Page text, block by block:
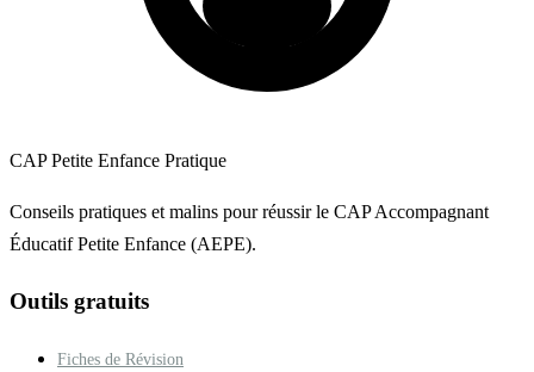
CAP Petite Enfance Pratique
Conseils pratiques et malins pour réussir le CAP Accompagnant
Éducatif Petite Enfance (AEPE).
Outils gratuits
Fiches de Révision